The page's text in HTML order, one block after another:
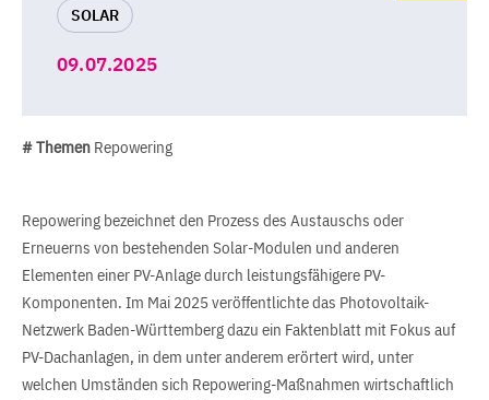
SOLAR
09.07.2025
# Themen Repowering
Repowering bezeichnet den Prozess des Austauschs oder
Erneuerns von bestehenden Solar-Modulen und anderen
Elementen einer PV-Anlage durch leistungsfähigere PV-
Komponenten. Im Mai 2025 veröffentlichte das Photovoltaik-
Netzwerk Baden-Württemberg dazu ein Faktenblatt mit Fokus auf
PV-Dachanlagen, in dem unter anderem erörtert wird, unter
welchen Umständen sich Repowering-Maßnahmen wirtschaftlich